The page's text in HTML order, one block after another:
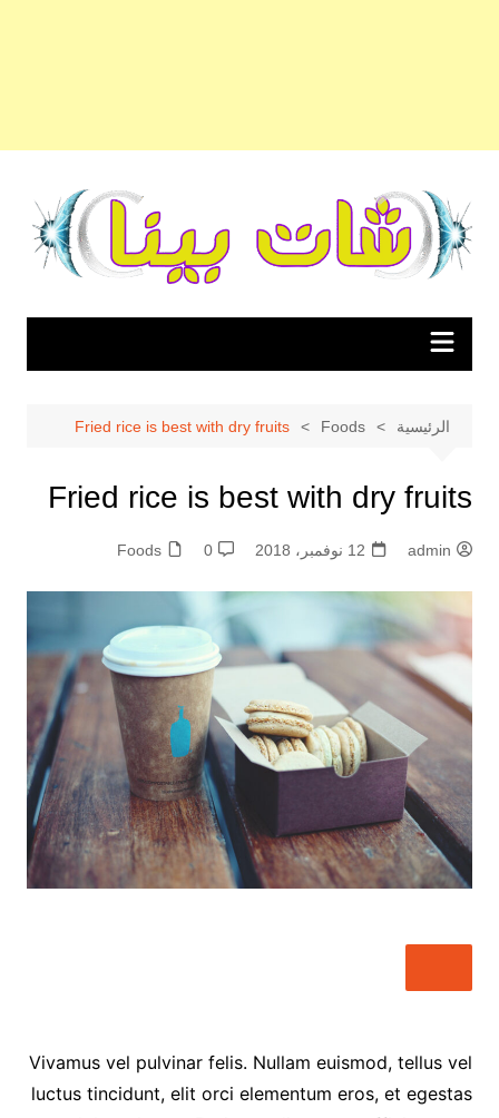
المحتوى
الرئيسية Foods
Fried rice is best with dry fruits
Fried rice is best with dry fruits
admin 12 نوفمبر، 2018 0
Foods
Vivamus vel pulvinar felis. Nullam euismod, tellus vel
luctus tincidunt, elit orci elementum eros, et egestas